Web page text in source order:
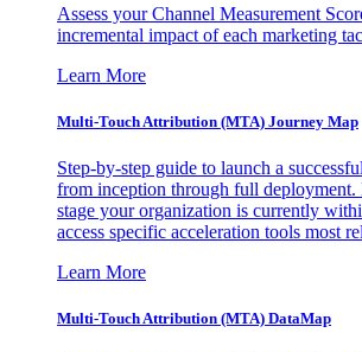
Assess your Channel Measurement
incremental impact of each marketing
Learn More
Multi-Touch Attribution (MTA) Journey Map
Step-by-step guide to launch a
from inception through full deployment.
stage your organization is currently
access specific acceleration tools most
Learn More
Multi-Touch Attribution (MTA) DataMap